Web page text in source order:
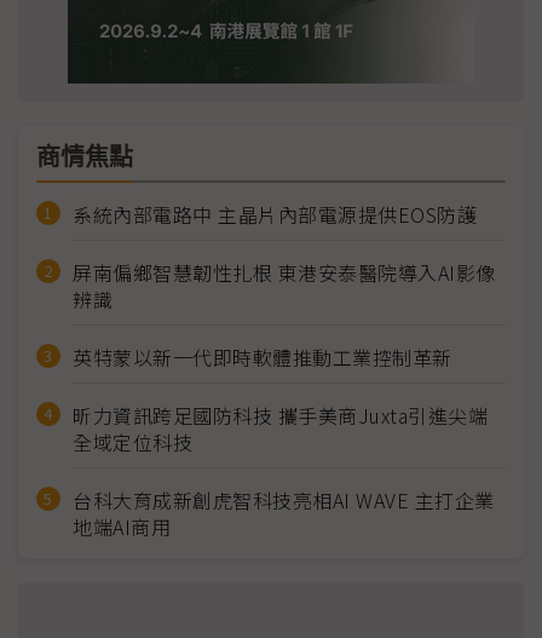
商情焦點
系統內部電路中 主晶片內部電源提供EOS防護
屏南偏鄉智慧韌性扎根 東港安泰醫院導入AI影像
辨識
英特蒙以新一代即時軟體推動工業控制革新
昕力資訊跨足國防科技 攜手美商Juxta引進尖端
全域定位科技
台科大育成新創虎智科技亮相AI WAVE 主打企業
地端AI商用